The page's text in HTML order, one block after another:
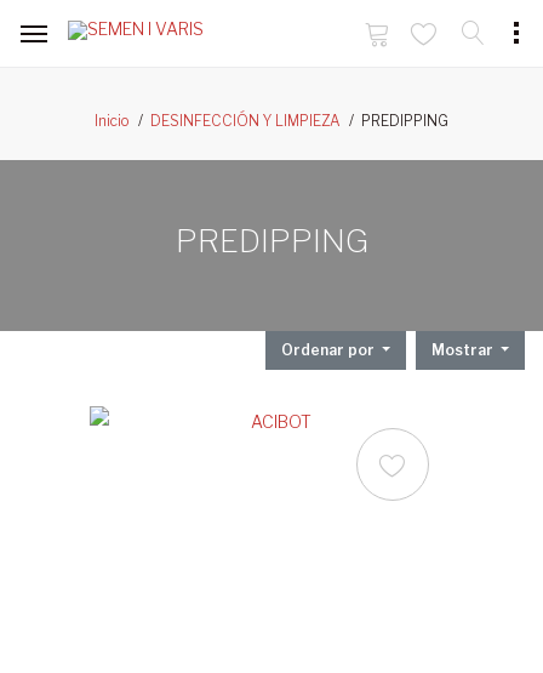
Inicio DESINFECCIÓN Y LIMPIEZA PREDIPPING
PREDIPPING
Ordenar por Mostrar